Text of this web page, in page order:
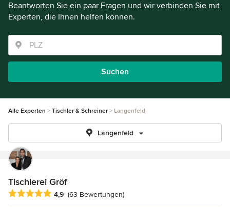
Beantworten Sie ein paar Fragen und wir verbinden Sie mit
Experten, die Ihnen helfen können.
Suchen
Alle Experten Tischler & Schreiner Langenfeld
Langenfeld
Tischlerei Gröf
Durchschnittliche Bewertung: 4.9 von 5 Sternen
4,9 (63 Bewertungen)